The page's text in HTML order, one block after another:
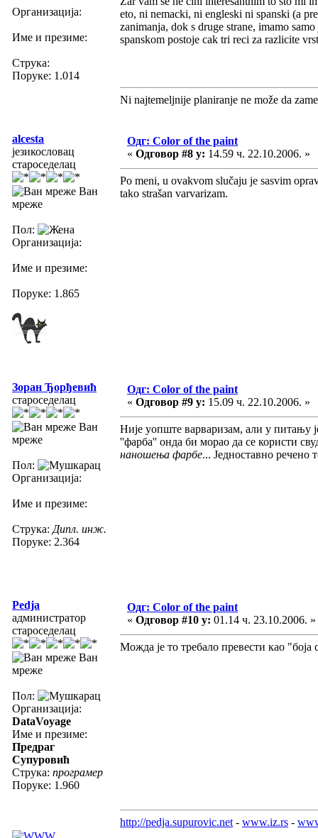
Организација:
Име и презиме:
Струка:
Поруке: 1.014
eto, ni nemacki, ni engleski ni spanski (a
zanimanja, dok s druge strane, imamo
spanskom postoje cak tri reci za razlicite
Ni najtemeljnije planiranje ne može da
alcesta
језикословац
староседелац
Ван
мреже
Пол:
Организација:
Име и презиме:
Поруке: 1.865
Одг: Color of the paint
« Одговор #8 у: 14.59 ч. 22.10.2006. »
Po meni, u ovakvom slučaju je sasvim
tako strašan varvarizam.
Зоран Ђорђевић
староседелац
Ван
мреже
Пол:
Организација:
Име и презиме:
Струка: Дипл. инж.
Поруке: 2.364
Одг: Color of the paint
« Одговор #9 у: 15.09 ч. 22.10.2006. »
Није уопште варваризам, али у питању
''фарба'' онда би морао да се користи
наношења фарбе... Једноставно речено
Pedja
администратор
староседелац
Ван
мреже
Пол:
Организација:
DataVoyage
Име и презиме:
Предраг
Супуровић
Струка: програмер
Поруке: 1.960
Одг: Color of the paint
« Одговор #10 у: 01.14 ч. 23.10.2006. »
Можда је то требало превести као
http://pedja.supurovic.net - www.iz.rs -